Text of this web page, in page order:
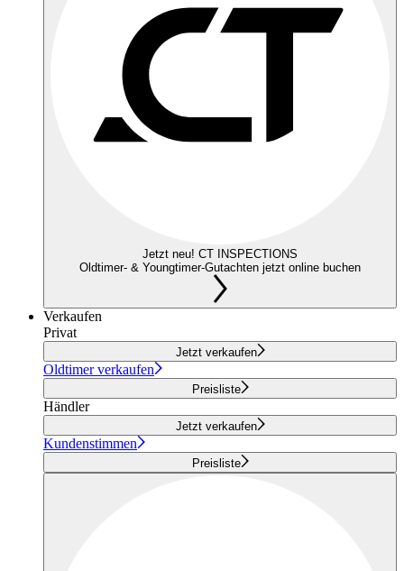
Jetzt neu! CT INSPECTIONS
Oldtimer- & Youngtimer-Gutachten jetzt online buchen
Verkaufen
Privat
Jetzt verkaufen
Oldtimer verkaufen
Preisliste
Händler
Jetzt verkaufen
Kundenstimmen
Preisliste